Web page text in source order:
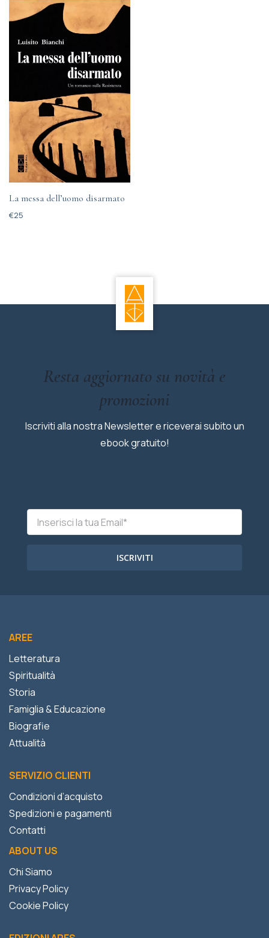
La messa dell’uomo disarmato
€25
Resta aggiornato su novità e
promozioni
Iscriviti alla nostra Newsletter e riceverai subito un
ebook gratuito!
ISCRIVITI
AREE
Letteratura
Spiritualità
Storia
Famiglia & Educazione
Biografie
Attualità
SERVIZIO CLIENTI
Condizioni d’acquisto
Spedizioni e pagamenti
Contatti
ABOUT US
Chi Siamo
Privacy Policy
Cookie Policy